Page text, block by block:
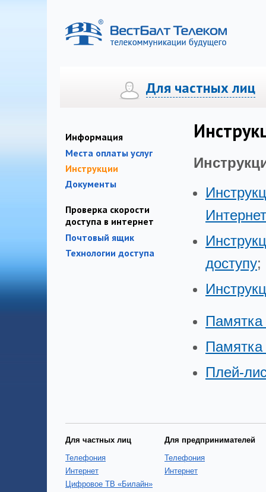
Для частных лиц
Интернет Цифровое ТВ
Интернет
Информация
Места оплаты услуг
Инструкции
Документы
Проверка скорости
доступа в интернет
Почтовый ящик
Технологии доступа
доступу;
Памятка
Плей-
Для частных лиц
Телефония
Интернет
Цифровое ТВ «Билайн»
Для предпринимателей
Телефония
Интернет